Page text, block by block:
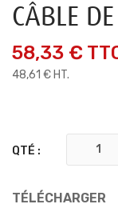
CÂBLE
58,33 €
48,61 € HT.
QTÉ :
TÉLÉCHARGER